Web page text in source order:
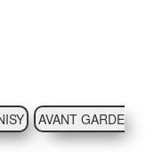
AVANT GARDE